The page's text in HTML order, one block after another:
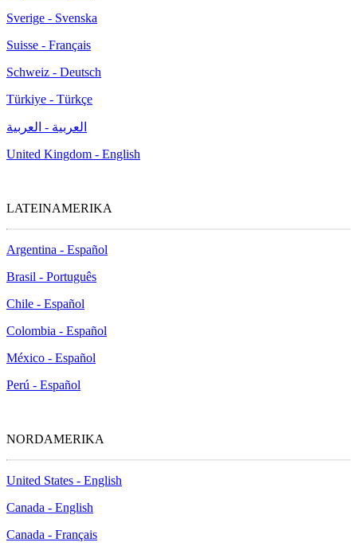
Sverige - Svenska
Suisse - Français
Schweiz - Deutsch
Türkiye - Türkçe
العربية - العربية
United Kingdom - English
LATEINAMERIKA
Argentina - Español
Brasil - Português
Chile - Español
Colombia - Español
México - Español
Perú - Español
NORDAMERIKA
United States - English
Canada - English
Canada - Français